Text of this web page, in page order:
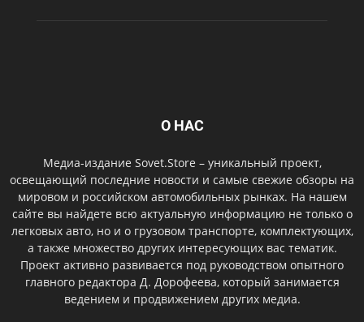
О НАС
Медиа-издание Sovet.Store – уникальный проект,
освещающий последние новости и самые свежие обзоры на
мировом и российском автомобильных рынках. На нашем
сайте вы найдете всю актуальную информацию не только о
легковых авто, но и о грузовом транспорте, комплектующих,
а также множество других интересующих вас тематик.
Проект активно развивается под руководством опытного
главного редактора Д. Дорофеева, который занимается
ведением и продвижением других медиа.